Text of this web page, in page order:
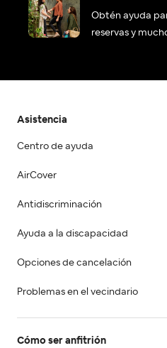
Obtén ayuda
reservas y
Asistencia
Centro de ayuda
AirCover
Antidiscriminación
Ayuda a la discapacidad
Opciones de cancelación
Problemas en el vecindario
Cómo ser anfitrión